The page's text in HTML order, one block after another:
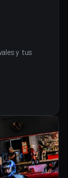
y tus